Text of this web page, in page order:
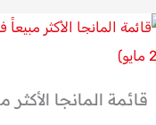
قائمة المانجا الأكثر